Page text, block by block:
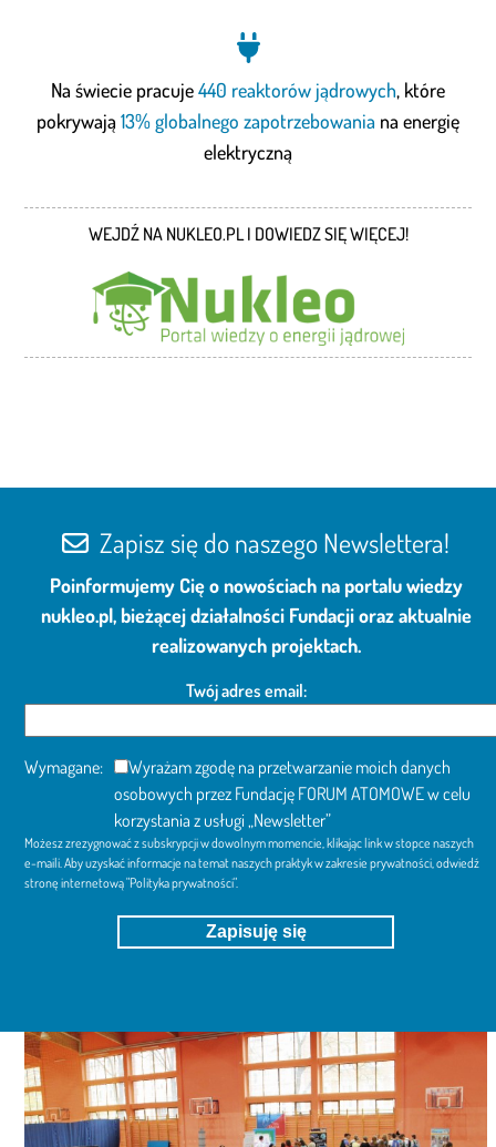
Na świecie pracuje440 reaktorów jądrowych, które
pokrywają 13% globalnego zapotrzebowania na energię
elektryczną
WEJDŹ NA NUKLEO.PL I DOWIEDZ SIĘ WIĘCEJ!
Zapisz się do naszego Newslettera!
Poinformujemy Cię o nowościach na portalu wiedzy
nukleo.pl, bieżącej działalności Fundacji oraz aktualnie
realizowanych projektach.
Twój adres email:
Wymagane:
Wyrażam zgodę na przetwarzanie moich danych
osobowych przez Fundację FORUM ATOMOWE w celu
korzystania z usługi „Newsletter”
Możesz zrezygnować z subskrypcji w dowolnym momencie, klikając link w stopce naszych
e-maili. Aby uzyskać informacje na temat naszych praktyk w zakresie prywatności, odwiedź
stronę internetową"Polityka prywatności".
Use
the
left
and